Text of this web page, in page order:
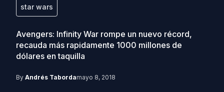
star wars
Avengers: Infinity War rompe un nuevo récord,
recauda más rapidamente 1000 millones de
dólares en taquilla
By Andrés Tabordamayo 8, 2018